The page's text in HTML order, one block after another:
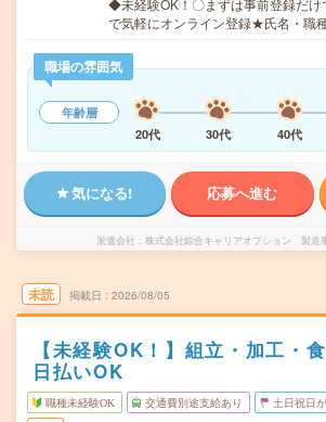
◆未経験OK！〇まずは事前登録だけ
で気軽にオンライン登録★氏名・職
職場の雰囲気
年齢層
20代
30代 40代
気になる! 応募へ進む
派遣会社 株式会社綜合キャリアオプション 製造
未読 掲載日 2026/08/05
【未経験OK！】組立・加工・
日払いOK
職種未経験OK 交通費別途支給あり 土日祝日